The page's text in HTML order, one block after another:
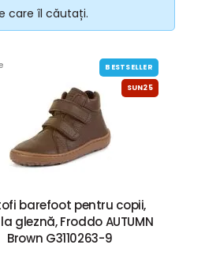
care îl căutați.
BESTSELLER
SUN25
barefoot pentru copii,
gleznă, Froddo AUTUMN
Brown G3110263-9